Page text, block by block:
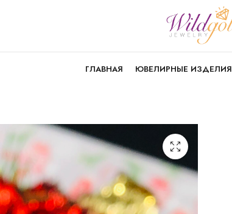
ГЛАВНАЯ ЮВЕЛИРНЫЕ ИЗДЕЛИЯ